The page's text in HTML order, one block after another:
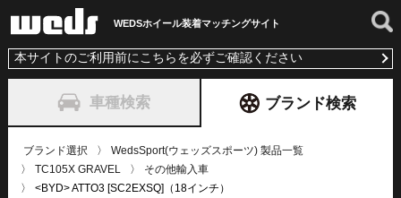
WEDSホイール装着マッチングサイト
本サイトのご利用前にこちらを必ずご確認ください
車種検索 ブランド検索
ブランド選択
WedsSport(ウェッズスポーツ) 製品一覧
TC105X GRAVEL
その他輸入車
<BYD> ATTO3 [SC2EXSQ]（18インチ）